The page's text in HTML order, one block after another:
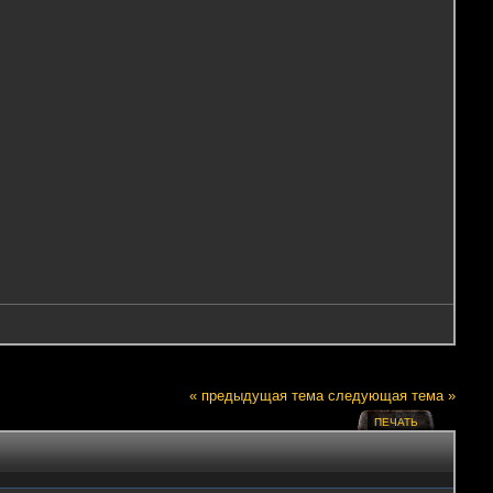
« предыдущая тема следующая тема »
ПЕЧАТЬ